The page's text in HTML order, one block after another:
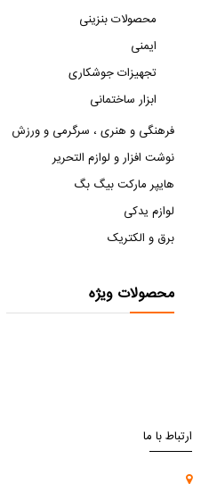
محصولات بنزینی
ایمنی
تجهیزات جوشکاری
ابزار ساختمانی
فرهنگی و هنری ، سرگرمی و ورزش
نوشت افزار و لوازم التحریر
هایپر مارکت بیگ بگ
لوازم یدکی
برق و الکتریک
محصولات ویژه
ارتباط با ما